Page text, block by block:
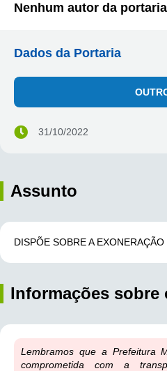
Nenhum autor da
Dados da Portaria
31/10/2022
Assunto
DISPÕE SOBRE A
Informações sobre
Lembramos que a Prefeitura
comprometida com a